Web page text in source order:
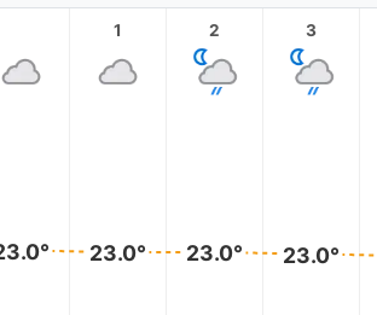
1
23.0°
2
23.0°
3
23.0°